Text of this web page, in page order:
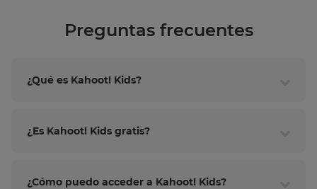
Preguntas frecuentes
¿Qué es Kahoot! Kids?
¿Es Kahoot! Kids gratis?
¿Cómo puedo acceder a Kahoot! Kids?
Language
Choose
your
site.